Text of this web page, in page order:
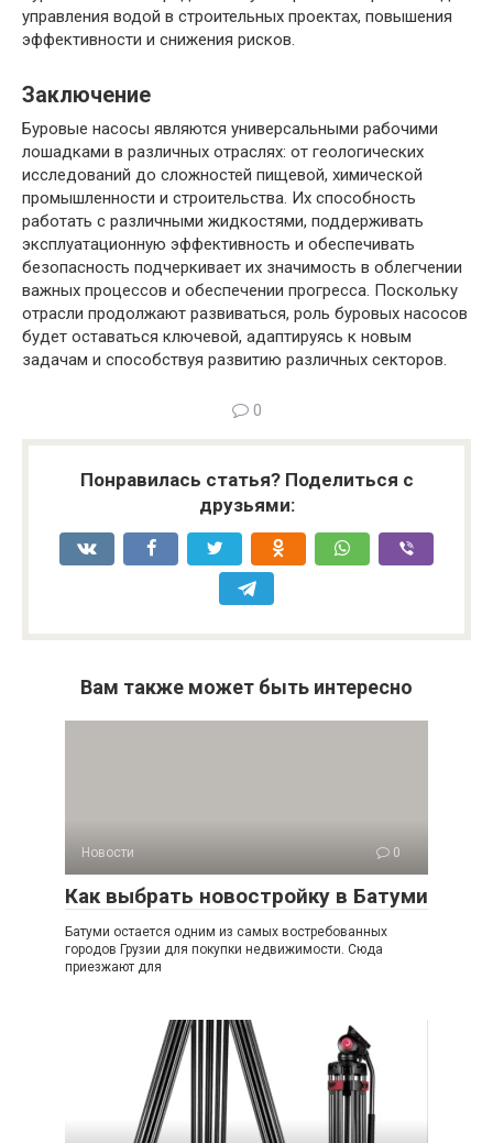
управления водой в строительных проектах, повышения
эффективности и снижения рисков.
Заключение
Буровые насосы являются универсальными рабочими
лошадками в различных отраслях: от геологических
исследований до сложностей пищевой, химической
промышленности и строительства. Их способность
работать с различными жидкостями, поддерживать
эксплуатационную эффективность и обеспечивать
безопасность подчеркивает их значимость в облегчении
важных процессов и обеспечении прогресса. Поскольку
отрасли продолжают развиваться, роль буровых насосов
будет оставаться ключевой, адаптируясь к новым
задачам и способствуя развитию различных секторов.
0
Понравилась статья? Поделиться с
друзьями:
Вам также может быть интересно
Новости 0
Как выбрать новостройку в Батуми
Батуми остается одним из самых востребованных
городов Грузии для покупки недвижимости. Сюда
приезжают для